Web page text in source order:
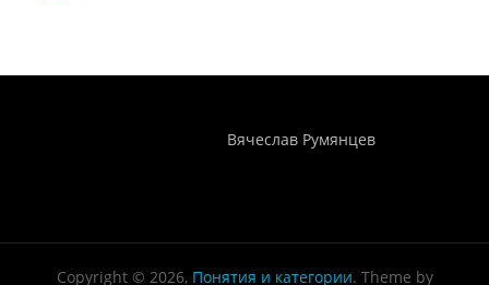
Вячеслав Румянцев
Copyright © 2026, Понятия и категории. Theme by